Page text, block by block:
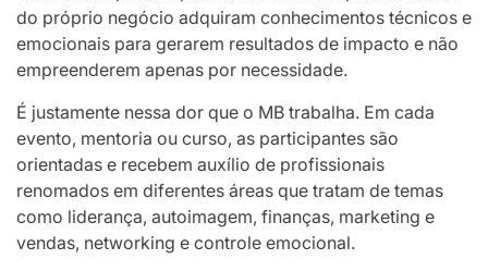
do próprio negócio adquiram conhecimentos técnicos e
emocionais para gerarem resultados de impacto e não
empreenderem apenas por necessidade.
É justamente nessa dor que o MB trabalha. Em cada
evento, mentoria ou curso, as participantes são
orientadas e recebem auxílio de profissionais
renomados em diferentes áreas que tratam de temas
como liderança, autoimagem, finanças, marketing e
vendas, networking e controle emocional.